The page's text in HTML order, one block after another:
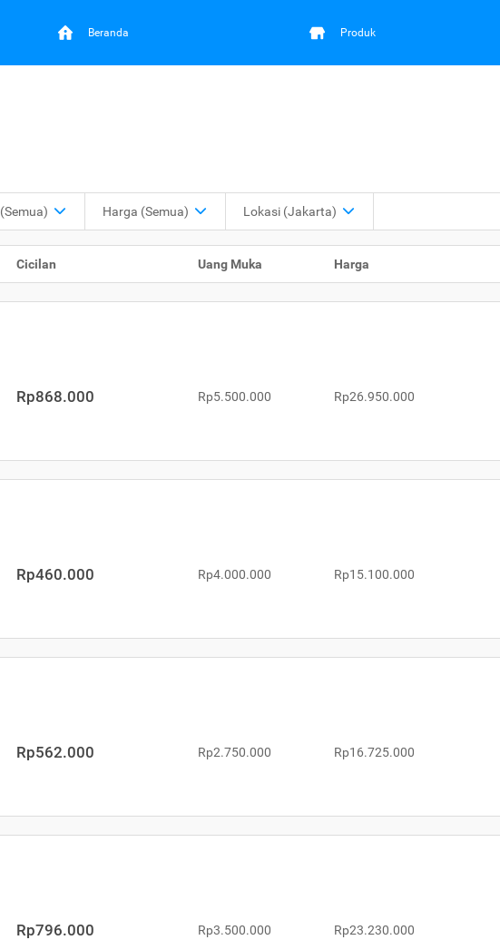
Beranda Produk
(Semua) Harga (Semua) Lokasi (Jakarta)
Cicilan Uang Muka Harga
Rp868.000 Rp5.500.000 Rp26.950.000
Rp460.000 Rp4.000.000 Rp15.100.000
Rp562.000 Rp2.750.000 Rp16.725.000
Rp796.000 Rp3.500.000 Rp23.230.000